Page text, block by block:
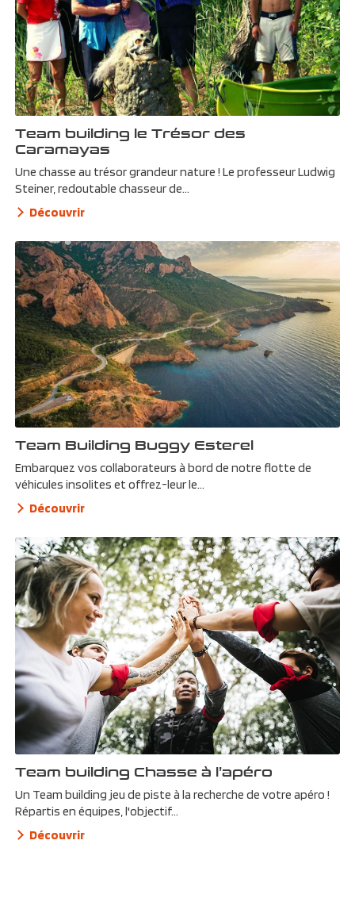
Team building le Trésor des
Caramayas
Une chasse au trésor grandeur nature ! Le professeur Ludwig
Steiner, redoutable chasseur de...
Découvrir
Team Building Buggy Esterel
Embarquez vos collaborateurs à bord de notre flotte de
véhicules insolites et offrez-leur le...
Découvrir
Team building Chasse à l’apéro
Un Team building jeu de piste à la recherche de votre apéro !
Répartis en équipes, l'objectif...
Découvrir